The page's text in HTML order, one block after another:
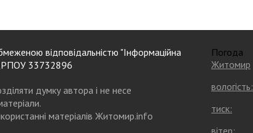
відповідальністю "Інформаційна
33732896
думку автора і не несе
матеріалів Житомир.info
Погода
Житомир
вологість:
тиск:
вітер: